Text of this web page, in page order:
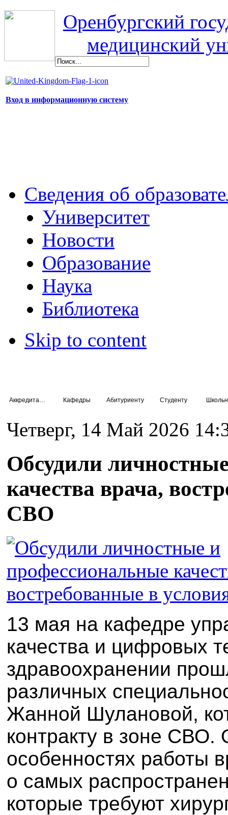
Оренбургский
медицинский
Вход в информационную систему
Сведения об
Университет
Новости
Образование
Наука
Библиотека
Skip to content
Кафедры Абитуриенту Студенту
Четверг, 14 Май 2026
Обсудили
качества врача,
СВО
13 мая на кафедре
качества и цифровых
здравоохранении
различных
Жанной Шулановой,
контракту в зоне СВО.
особенностях работы
о самых
которые требуют